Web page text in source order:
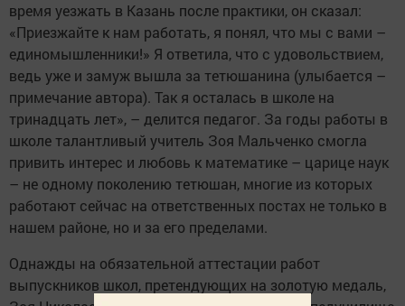
время уезжать в Казань после практики, он сказал:
«Приезжайте к нам работать, я понял, что мы с вами –
единомышленники!» Я ответила, что с удовольствием,
ведь уже и замуж вышла за тетюшанина (улыбается –
примечание автора). Так я осталась в школе на
тринадцать лет», – делится педагог. За годы работы в
школе талантливый учитель Зоя Мальченко смогла
привить интерес и любовь к математике – царице наук
– не одному поколению тетюшан, многие из которых
работают сейчас на ответственных постах не только в
нашем районе, но и за его пределами.
Однажды на обязательной аттестации работ
выпускников школ, претендующих на золотую медаль,